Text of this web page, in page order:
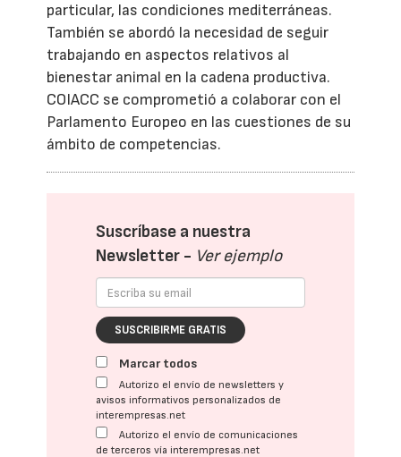
particular, las condiciones mediterráneas.
También se abordó la necesidad de seguir
trabajando en aspectos relativos al
bienestar animal en la cadena productiva.
COIACC se comprometió a colaborar con el
Parlamento Europeo en las cuestiones de su
ámbito de competencias.
Suscríbase a nuestra
Newsletter - Ver ejemplo
SUSCRIBIRME GRATIS
Marcar todos
Autorizo el envío de newsletters y
avisos informativos personalizados de
interempresas.net
Autorizo el envío de comunicaciones
de terceros vía interempresas.net